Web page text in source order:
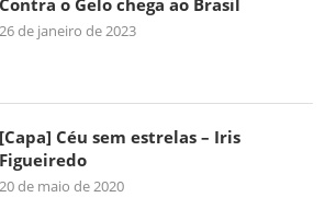
Contra o Gelo chega ao Brasil
26 de janeiro de 2023
[Capa] Céu sem estrelas – Iris
Figueiredo
20 de maio de 2020